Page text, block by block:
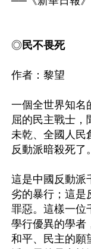
◎民不畏死
作者：黎望
一個全世界知名
屈的民主戰士，
未乾、全國人民
反動派暗殺死了。
這是中國反動派
劣的暴行；這是
罪惡。這樣一位
學行優異的學者
和平、民主的願